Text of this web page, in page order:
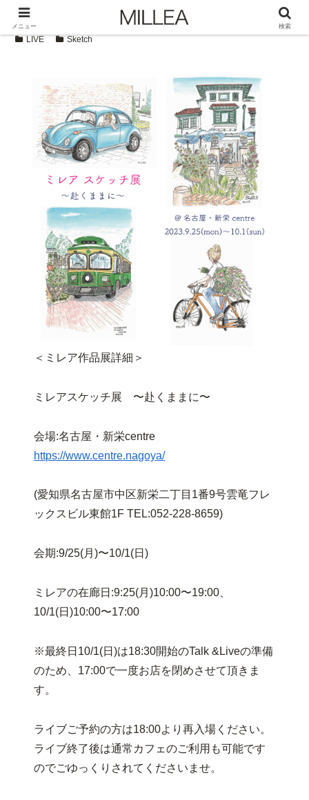
LIVE Sketch
＜ミレア作品展詳細＞
ミレアスケッチ展 〜赴くままに〜
会場:名古屋・新栄centre
https://www.centre.nagoya/
(愛知県名古屋市中区新栄二丁目1番9号雲竜フレ
ックスビル東館1F TEL:052-228-8659)
会期:9/25(月)〜10/1(日)
ミレアの在廊日:9:25(月)10:00〜19:00、
10/1(日)10:00〜17:00
※最終日10/1(日)は18:30開始のTalk &Liveの準備
のため、17:00で一度お店を閉めさせて頂きま
す。
ライブご予約の方は18:00より再入場ください。
ライブ終了後は通常カフェのご利用も可能です
のでごゆっくりされてくださいませ。
メニュー 検索